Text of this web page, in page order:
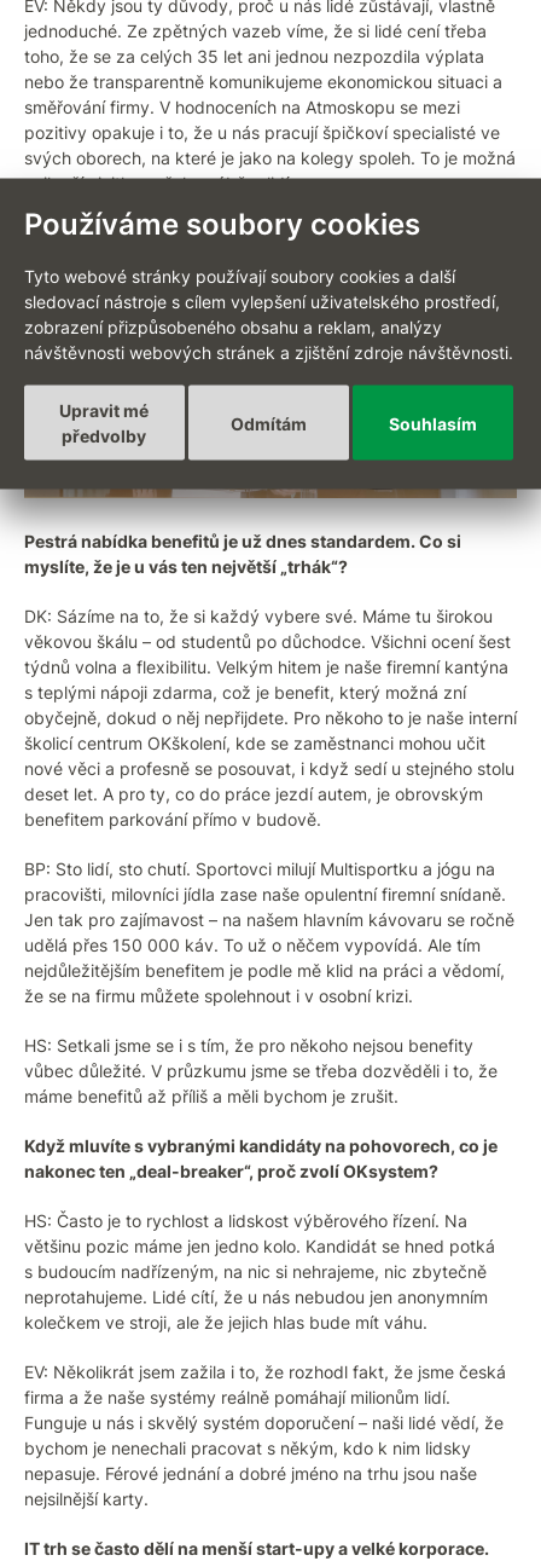
Používáme soubory cookies
Tyto webové stránky používají soubory cookies a další
sledovací nástroje s cílem vylepšení uživatelského prostředí,
zobrazení přizpůsobeného obsahu a reklam, analýzy
návštěvnosti webových stránek a zjištění zdroje návštěvnosti.
Souhlasím
Odmítám
Upravit mé
předvolby
EV: Někdy jsou ty důvody, proč u nás lidé zůstávají, vlastně
jednoduché. Ze zpětných vazeb víme, že si lidé cení třeba
toho, že se za celých 35 let ani jednou nezpozdila výplata
nebo že transparentně komunikujeme ekonomickou situaci a
směřování firmy. V hodnoceních na Atmoskopu se mezi
pozitivy opakuje i to, že u nás pracují špičkoví specialisté ve
svých oborech, na které je jako na kolegy spoleh. To je možná
nejlepší vizitka našeho výběru lidí.
Pestrá nabídka benefitů je už dnes standardem. Co si
myslíte, že je u vás ten největší „trhák“?
DK: Sázíme na to, že si každý vybere své. Máme tu širokou
věkovou škálu – od studentů po důchodce. Všichni ocení šest
týdnů volna a flexibilitu. Velkým hitem je naše firemní kantýna
s teplými nápoji zdarma, což je benefit, který možná zní
obyčejně, dokud o něj nepřijdete. Pro někoho to je naše interní
školicí centrum OKškolení, kde se zaměstnanci mohou učit
nové věci a profesně se posouvat, i když sedí u stejného stolu
deset let. A pro ty, co do práce jezdí autem, je obrovským
benefitem parkování přímo v budově.
BP: Sto lidí, sto chutí. Sportovci milují Multisportku a jógu na
pracovišti, milovníci jídla zase naše opulentní firemní snídaně.
Jen tak pro zajímavost – na našem hlavním kávovaru se ročně
udělá přes 150 000 káv. To už o něčem vypovídá. Ale tím
nejdůležitějším benefitem je podle mě klid na práci a vědomí,
že se na firmu můžete spolehnout i v osobní krizi.
HS: Setkali jsme se i s tím, že pro někoho nejsou benefity
vůbec důležité. V průzkumu jsme se třeba dozvěděli i to, že
máme benefitů až příliš a měli bychom je zrušit.
Když mluvíte s vybranými kandidáty na pohovorech, co je
nakonec ten „deal-breaker“, proč zvolí OKsystem?
HS: Často je to rychlost a lidskost výběrového řízení. Na
většinu pozic máme jen jedno kolo. Kandidát se hned potká
s budoucím nadřízeným, na nic si nehrajeme, nic zbytečně
neprotahujeme. Lidé cítí, že u nás nebudou jen anonymním
kolečkem ve stroji, ale že jejich hlas bude mít váhu.
EV: Několikrát jsem zažila i to, že rozhodl fakt, že jsme česká
firma a že naše systémy reálně pomáhají milionům lidí.
Funguje u nás i skvělý systém doporučení – naši lidé vědí, že
bychom je nenechali pracovat s někým, kdo k nim lidsky
nepasuje. Férové jednání a dobré jméno na trhu jsou naše
nejsilnější karty.
IT trh se často dělí na menší start-upy a velké korporace.